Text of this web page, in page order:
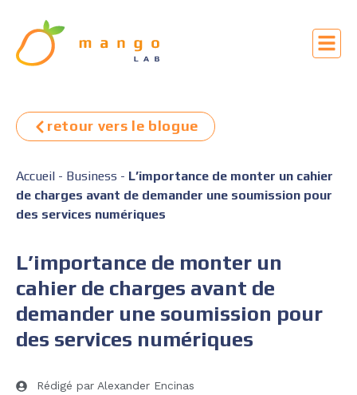
retour vers le blogue
Accueil - Business - L’importance de monter un cahier
de charges avant de demander une soumission pour
des services numériques
L’importance de monter un
cahier de charges avant de
demander une soumission pour
des services numériques
Rédigé par Alexander Encinas